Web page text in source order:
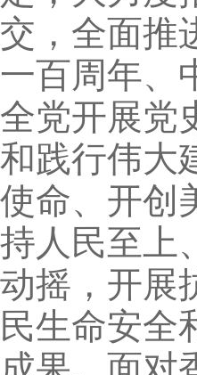
交，全面推
一百周年、
全党开展党
和践行伟大
使命、开创
持人民至上
动摇，开展
民生命安全